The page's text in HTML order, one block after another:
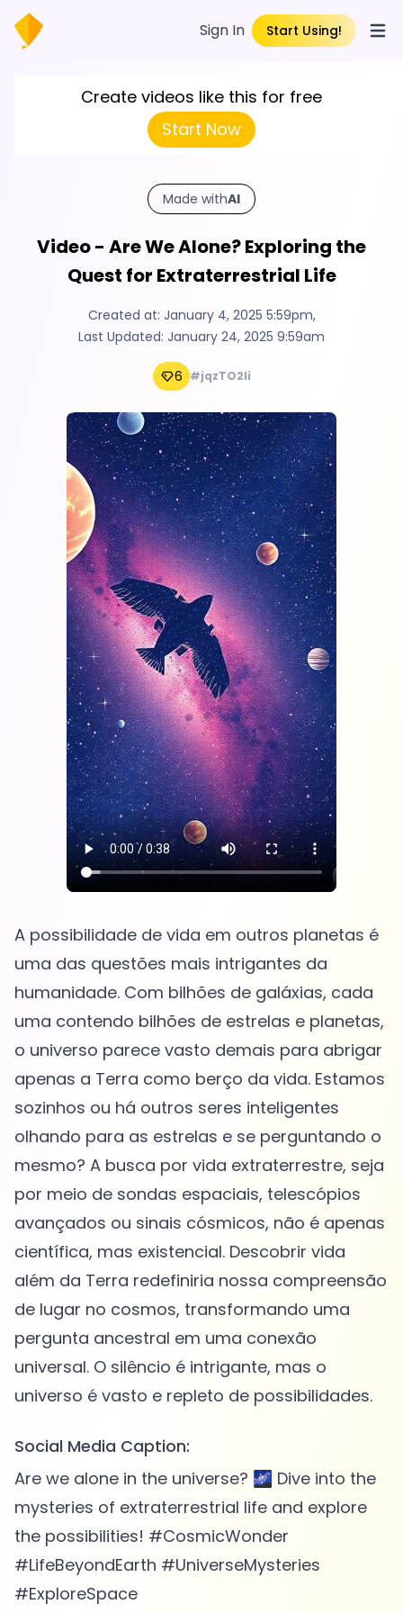
Sign In Start Using!
Create videos like this for free
Start Now
Made withAI
Video - Are We Alone? Exploring the
Quest for Extraterrestrial Life
Created at: January 4, 2025 5:59pm,
Last Updated: January 24, 2025 9:59am
6 #jqzTO2Ii
A possibilidade de vida em outros planetas é
uma das questões mais intrigantes da
humanidade. Com bilhões de galáxias, cada
uma contendo bilhões de estrelas e planetas,
o universo parece vasto demais para abrigar
apenas a Terra como berço da vida. Estamos
sozinhos ou há outros seres inteligentes
olhando para as estrelas e se perguntando o
mesmo? A busca por vida extraterrestre, seja
por meio de sondas espaciais, telescópios
avançados ou sinais cósmicos, não é apenas
científica, mas existencial. Descobrir vida
além da Terra redefiniria nossa compreensão
de lugar no cosmos, transformando uma
pergunta ancestral em uma conexão
universal. O silêncio é intrigante, mas o
Social Media Caption:
Are we alone in the universe? 🌌 Dive into the
mysteries of extraterrestrial life and explore
the possibilities! #CosmicWonder
#LifeBeyondEarth #UniverseMysteries
#ExploreSpace